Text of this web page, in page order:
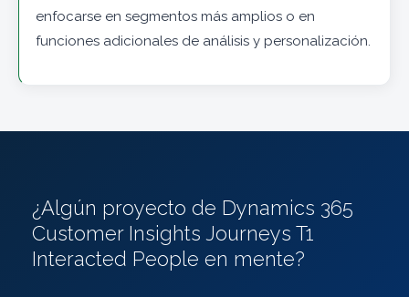
enfocarse en segmentos más amplios o en
funciones adicionales de análisis y personalización.
¿Algún proyecto de Dynamics 365
Customer Insights Journeys T1
Interacted People en mente?